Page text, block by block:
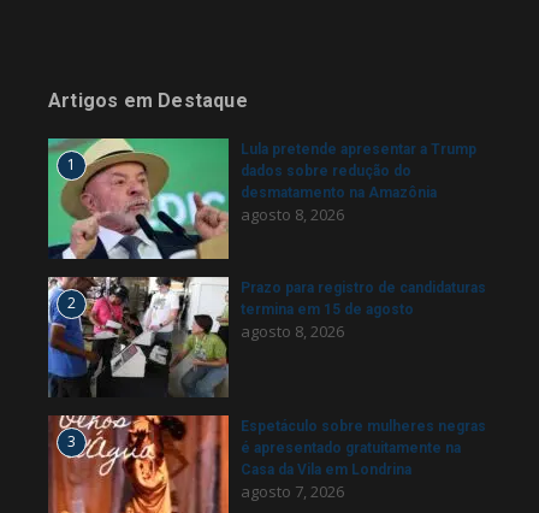
Artigos em Destaque
1
Lula pretende apresentar a Trump
dados sobre redução do
desmatamento na Amazônia
agosto 8, 2026
2
Prazo para registro de candidaturas
termina em 15 de agosto
agosto 8, 2026
3
Espetáculo sobre mulheres negras
é apresentado gratuitamente na
Casa da Vila em Londrina
agosto 7, 2026